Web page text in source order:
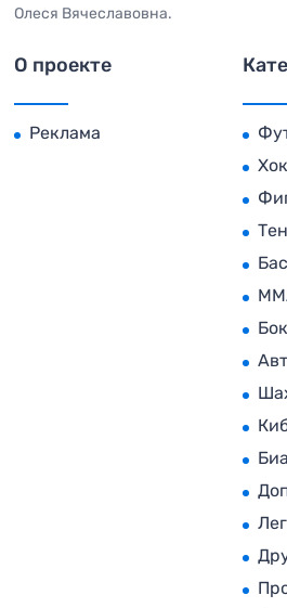
Олеся Вячеславовна.
О проекте
Реклама